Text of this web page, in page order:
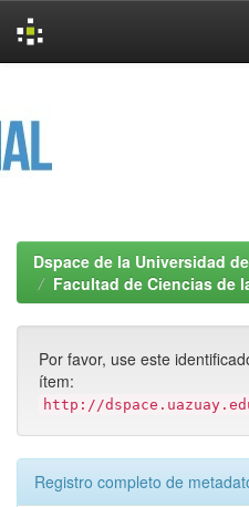
Dspace de la Universidad
Facultad de Ciencias de
Por favor, use este
ítem:
http://
Registro completo de